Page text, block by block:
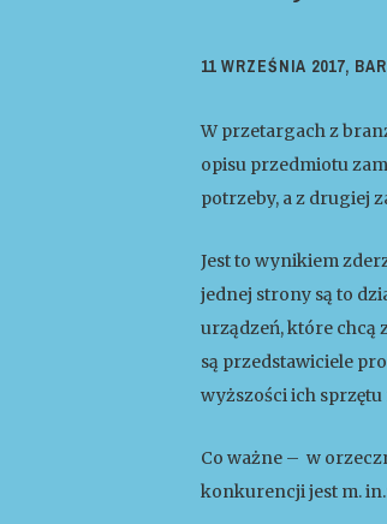
11 WRZEŚNIA 2017,
W przetargach z
opisu przedmiotu
potrzeby, a z drugiej
Jest to wynikiem
jednej strony są to
urządzeń, które chcą
są przedstawiciele
wyższości ich
Co ważne – w
konkurencji jest m.